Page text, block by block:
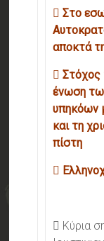
 Στο
αποκτά
 Στόχος
ένωση
υπηκόων
και τη
πίστη

 Κύρια